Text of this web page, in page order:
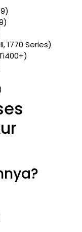
1770 Series)